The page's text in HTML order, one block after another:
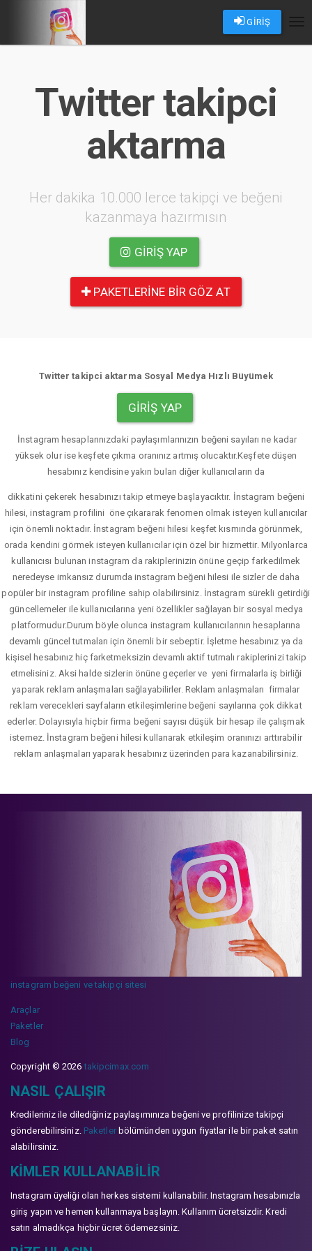
GİRİŞ
Twitter takipci
aktarma
Her dakika 10.000 lerce takipçi ve beğeni
kazanmaya hazırmısın
GIRIŞ YAP
PAKETLERINE BIR GÖZ AT
Twitter takipci aktarma Sosyal Medya Hızlı Büyümek
GIRIŞ YAP
İnstagram hesaplarınızdaki paylaşımlarınızın beğeni sayıları ne kadar
yüksek olur ise keşfete çıkma oranınız artmış olucaktır.Keşfete düşen
hesabınız kendisine yakın bulan diğer kullanıcıların da
dikkatini çekerek hesabınızı takip etmeye başlayacıktır. İnstagram beğeni
hilesi, instagram profilini öne çıkararak fenomen olmak isteyen kullanıcılar
için önemli noktadır. İnstagram beğeni hilesi keşfet kısmında görünmek,
orada kendini görmek isteyen kullanıcılar için özel bir hizmettir. Milyonlarca
kullanıcısı bulunan instagram da rakiplerinizin önüne geçip farkedilmek
neredeyse imkansız durumda instagram beğeni hilesi ile sizler de daha
popüler bir instagram profiline sahip olabilirsiniz. İnstagram sürekli getirdiği
güncellemeler ile kullanıcılarına yeni özellikler sağlayan bir sosyal medya
platformudur.Durum böyle olunca instagram kullanıcılarının hesaplarına
devamlı güncel tutmaları için önemli bir sebeptir. İşletme hesabınız ya da
kişisel hesabınız hiç farketmeksizin devamlı aktif tutmalı rakiplerinizi takip
etmelisiniz. Aksi halde sizlerin önüne geçerler ve yeni firmalarla iş birliği
yaparak reklam anlaşmaları sağlayabilirler. Reklam anlaşmaları firmalar
reklam verecekleri sayfaların etkileşimlerine beğeni sayılarına çok dikkat
ederler. Dolayısıyla hiçbir firma beğeni sayısı düşük bir hesap ile çalışmak
istemez. İnstagram beğeni hilesi kullanarak etkileşim oranınızı arttırabilir
reklam anlaşmaları yaparak hesabınız üzerinden para kazanabilirsiniz.
instagram beğeni ve takipçi sitesi
Araçlar
Paketler
Blog
Copyright © 2026takipcimax.com
NASIL ÇALIŞIR
Kredileriniz ile dilediğiniz paylaşımınıza beğeni ve profilinize takipçi
gönderebilirsiniz. Paketlerbölümünden uygun fiyatlar ile bir paket satın
alabilirsiniz.
KIMLER KULLANABILIR
Instagram üyeliği olan herkes sistemi kullanabilir. Instagram hesabınızla
giriş yapın ve hemen kullanmaya başlayın. Kullanım ücretsizdir. Kredi
satın almadıkça hiçbir ücret ödemezsiniz.